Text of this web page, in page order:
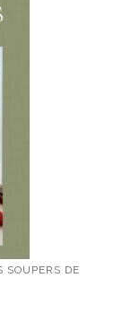
SOUPERS DE